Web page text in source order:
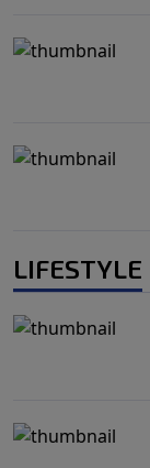
LIFESTYLE